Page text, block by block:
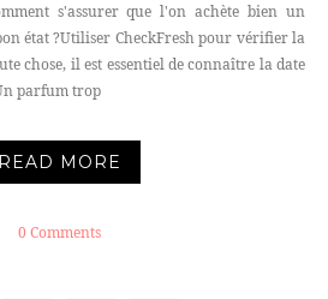
s'assurer que l'on achète bien un
état ?Utiliser CheckFresh pour vérifier la
chose, il est essentiel de connaître la date
parfum trop
READ MORE
0 Comments